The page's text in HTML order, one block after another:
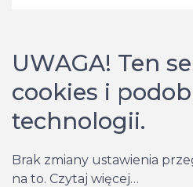
UWAGA! Ten
cookies i
technologii.
Brak zmiany ustawienia
na to. Czytaj więcej…